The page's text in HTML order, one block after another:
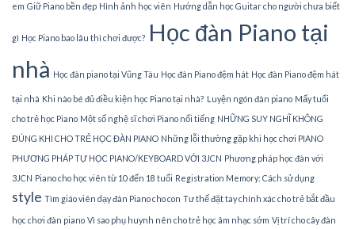
em Giữ Piano bền đẹp Hình ảnh học viên Hướng dẫn học Guitar cho người chưa biết
gì Học Piano bao lâu thì chơi được? Học đàn Piano tại
nhà Học đàn piano tại Vũng Tàu Học đàn Piano đệm hát Học đàn Piano đệm hát
tại nhà Khi nào bé đủ điều kiện học Piano tại nhà? Luyện ngón đàn piano Mấy tuổi
cho trẻ học Piano Một số nghệ sĩ chơi Piano nổi tiếng NHỮNG SUY NGHĨ KHÔNG
ĐÚNG KHI CHO TRẺ HỌC ĐÀN PIANO Những lỗi thường gặp khi học chơi PIANO
PHƯƠNG PHÁP TỰ HỌC PIANO/KEYBOARD VỚI 3JCN Phương pháp học đàn với
3JCN Piano cho học viên từ 10 đến 18 tuổi Registration Memory: Cách sử dụng
style Tìm giáo viên dạy đàn Piano cho con Tư thế đặt tay chính xác cho trẻ bắt đầu
học chơi đàn piano Vì sao phụ huynh nên cho trẻ học âm nhạc sớm Vị trí cho cây đàn